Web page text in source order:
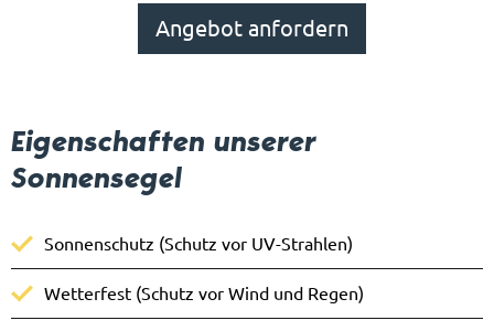
Angebot anfordern
Eigenschaften unserer
Sonnensegel
Sonnenschutz (Schutz vor UV-Strahlen)
Wetterfest (Schutz vor Wind und Regen)